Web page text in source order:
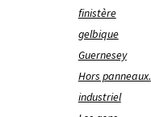
finistère
gelbique
Guernesey
Hors panneaux.
industriel